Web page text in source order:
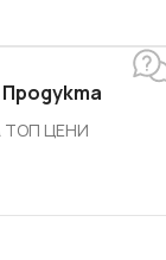
Продукта
ТОП ЦЕНИ